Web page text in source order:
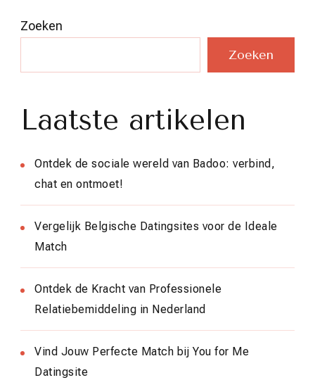
Zoeken
Zoeken
Laatste artikelen
Ontdek de sociale wereld van Badoo: verbind,
chat en ontmoet!
Vergelijk Belgische Datingsites voor de Ideale
Match
Ontdek de Kracht van Professionele
Relatiebemiddeling in Nederland
Vind Jouw Perfecte Match bij You for Me
Datingsite